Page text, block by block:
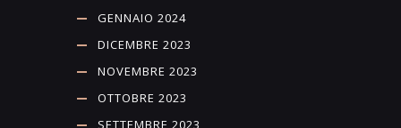
GENNAIO 2024
DICEMBRE 2023
NOVEMBRE 2023
OTTOBRE 2023
SETTEMBRE 2023